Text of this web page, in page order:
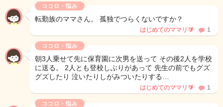
ココロ・悩み
転勤族のママさん。 孤独でつらくないですか？
はじめてのママリ🔰 1
ココロ・悩み
朝3人乗せて先に保育園に次男を送って その後2人を学校
に送る。 2人とも登校しぶりがあって 先生の前でもグズ
グズしたり 泣いたりしがみついたりする…
はじめてのママリ🔰 1
ココロ・悩み